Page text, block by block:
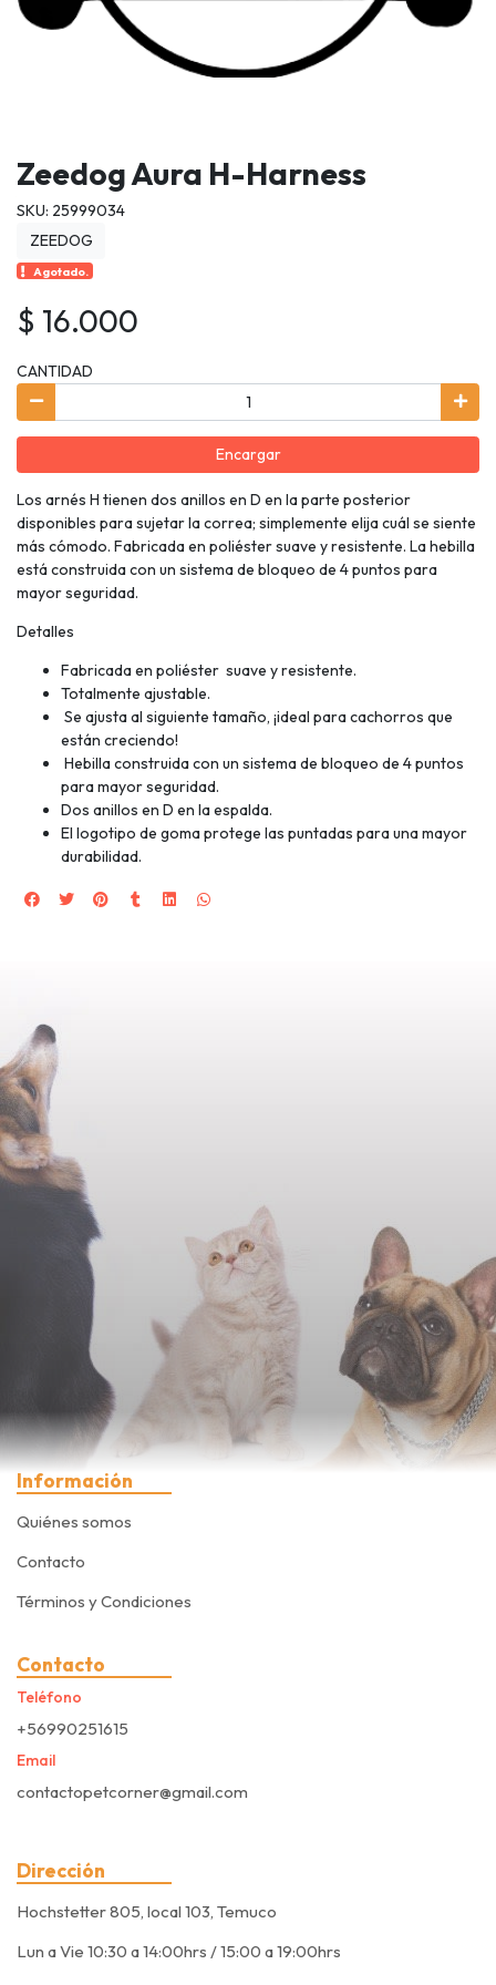
Zeedog Aura H-Harness
SKU: 25999034
ZEEDOG
Agotado.
$ 16.000
CANTIDAD
Encargar
Los arnés H tienen dos anillos en D en la parte posterior
disponibles para sujetar la correa; simplemente elija cuál se siente
más cómodo. Fabricada en poliéster suave y resistente. La hebilla
está construida con un sistema de bloqueo de 4 puntos para
mayor seguridad.
Detalles
Fabricada en poliéster suave y resistente.
Totalmente ajustable.
Se ajusta al siguiente tamaño, ¡ideal para cachorros que
están creciendo!
Hebilla construida con un sistema de bloqueo de 4 puntos
para mayor seguridad.
Dos anillos en D en la espalda.
El logotipo de goma protege las puntadas para una mayor
durabilidad.
Información
Quiénes somos
Contacto
Términos y Condiciones
Contacto
Teléfono
+56990251615
Email
contactopetcorner@gmail.com
Dirección
Hochstetter 805, local 103, Temuco
Lun a Vie 10:30 a 14:00hrs / 15:00 a 19:00hrs